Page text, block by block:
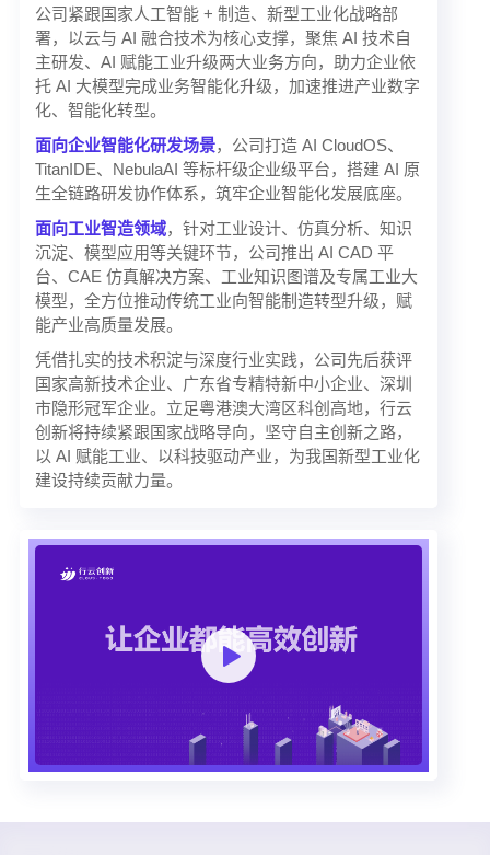
公司紧跟国家人工智能 + 制造、新型工业化战略部
署，以云与 AI 融合技术为核心支撑，聚焦 AI 技术自
主研发、AI 赋能工业升级两大业务方向，助力企业依
托 AI 大模型完成业务智能化升级，加速推进产业数字
化、智能化转型。
面向企业智能化研发场景，公司打造 AI CloudOS、
TitanIDE、NebulaAI 等标杆级企业级平台，搭建 AI 原
生全链路研发协作体系，筑牢企业智能化发展底座。
面向工业智造领域，针对工业设计、仿真分析、知识
沉淀、模型应用等关键环节，公司推出 AI CAD 平
台、CAE 仿真解决方案、工业知识图谱及专属工业大
模型，全方位推动传统工业向智能制造转型升级，赋
能产业高质量发展。
凭借扎实的技术积淀与深度行业实践，公司先后获评
国家高新技术企业、广东省专精特新中小企业、深圳
市隐形冠军企业。立足粤港澳大湾区科创高地，行云
创新将持续紧跟国家战略导向，坚守自主创新之路，
以 AI 赋能工业、以科技驱动产业，为我国新型工业化
建设持续贡献力量。